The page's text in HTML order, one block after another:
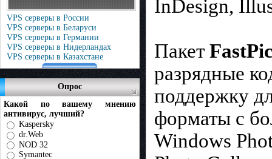
VPS серверы в России
VPS серверы в Беларуси
VPS серверы в Германии
VPS серверы в Нидерландах
VPS серверы в Казахстане
Опрос
Какой по вашему мнению
антивирус, лучший?
Kaspersky
dr.Web
NOD 32
Symantec
InDesign,
Пакет
разрядные
поддержку
форматы с
Windows